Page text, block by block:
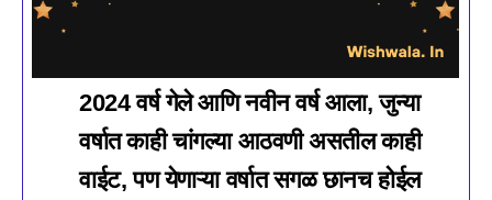
2024 वर्ष गेले आणि नवीन वर्ष आला, जुन्या
वर्षात काही चांगल्या आठवणी असतील काही
वाईट, पण येणाऱ्या वर्षात सगळ छानच होईल